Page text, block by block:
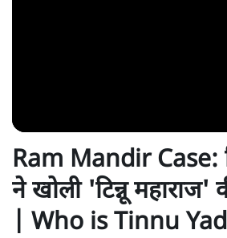
Ram Mandir Case:
ने खोली 'टिन्नू
| Who is Tinnu